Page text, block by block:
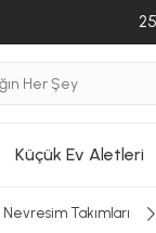
Küçük Ev Aletleri
Sepete
Nevresim Takımları